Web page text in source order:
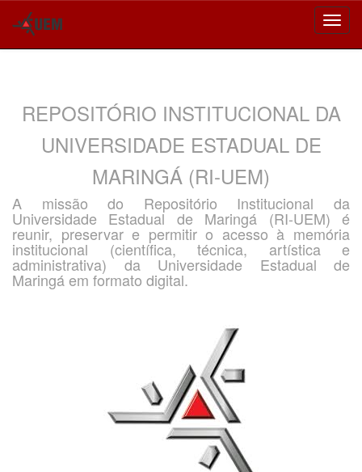
REPOSITÓRIO INSTITUCIONAL DA
UNIVERSIDADE ESTADUAL DE
MARINGÁ (RI-UEM)
A missão do Repositório Institucional da
Universidade Estadual de Maringá (RI-UEM) é
reunir, preservar e permitir o acesso à memória
institucional (científica, técnica, artística e
administrativa) da Universidade Estadual de
Maringá em formato digital.